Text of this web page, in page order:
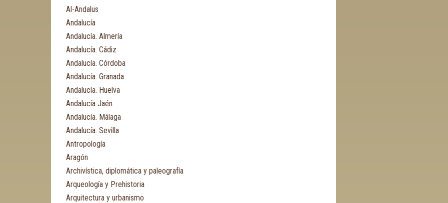
Al-Andalus
Andalucía
Andalucía. Almería
Andalucía. Cádiz
Andalucía. Córdoba
Andalucía. Granada
Andalucía. Huelva
Andalucía Jaén
Andalucía. Málaga
Andalucía. Sevilla
Antropología
Aragón
Archivística, diplomática y paleografía
Arqueología y Prehistoria
Arquitectura y urbanismo